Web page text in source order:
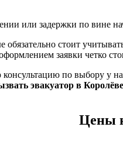
или задержки по вине
стоит
заявки четко
по выбору у
эвакуатор в Королёве
Цены